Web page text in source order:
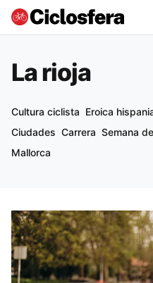
La rioja
Cultura ciclista Eroica
Ciudades Carrera Semana
Mallorca